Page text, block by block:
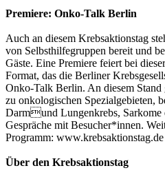
Premiere: Onko-Talk Berlin
Auch an diesem Krebsaktionstag
von Selbsthilfegruppen bereit und
Gäste. Eine Premiere feiert bei
Format, das die Berliner
Onko-Talk Berlin. An diesem
zu onkologischen Spezialgebieten,
Darmund Lungenkrebs, Sarkome
Gespräche mit Besucher*innen.
Programm: www.krebsaktionstag.de
Über den Krebsaktionstag